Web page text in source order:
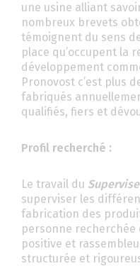
une usine alliant
nombreux brevets
témoignent du sens
place qu’occupent la
développement
Pronovost c’est plus
fabriqués
qualifiés, fiers et
Profil recherché :
Le travail du
superviser les
fabrication des
personne
positive et
structurée et